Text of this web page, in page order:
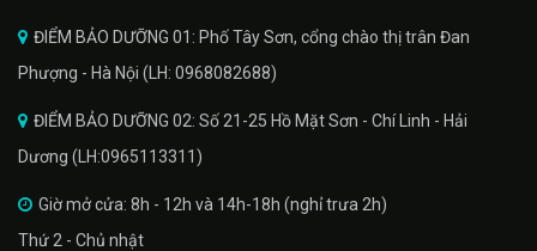
ĐIỂM BẢO DƯỠNG 01: Phố Tây Sơn, cổng chào thị trân Đan
Phượng - Hà Nội (LH: 0968082688)
ĐIỂM BẢO DƯỠNG 02: Số 21-25 Hồ Mặt Sơn - Chí Linh - Hải
Dương (LH:0965113311)
Giờ mở cửa: 8h - 12h và 14h-18h (nghỉ trưa 2h)
Thứ 2 - Chủ nhật